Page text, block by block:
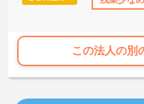
この法人の別